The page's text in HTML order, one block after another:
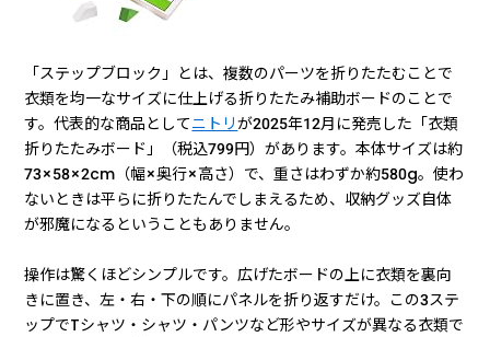
「ステップブロック」とは、複数のパーツを折りたたむことで
衣類を均一なサイズに仕上げる折りたたみ補助ボードのことで
す。代表的な商品としてニトリが2025年12月に発売した「衣類
折りたたみボード」（税込799円）があります。本体サイズは約
73×58×2cm（幅×奥行×高さ）で、重さはわずか約580g。使わ
ないときは平らに折りたたんでしまえるため、収納グッズ自体
が邪魔になるということもありません。
操作は驚くほどシンプルです。広げたボードの上に衣類を裏向
きに置き、左・右・下の順にパネルを折り返すだけ。この3ステ
ップでTシャツ・シャツ・パンツなど形やサイズが異なる衣類で